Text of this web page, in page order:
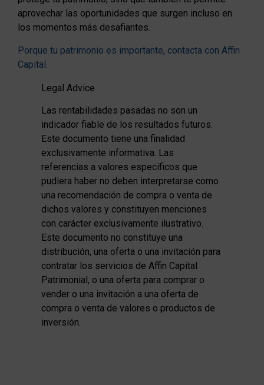
aprovechar las oportunidades que surgen incluso en
los momentos más desafiantes.
Porque tu patrimonio es importante, contacta con Affin
Capital.
Legal Advice
Las rentabilidades pasadas no son un
indicador fiable de los resultados futuros.
Este documento tiene una finalidad
exclusivamente informativa. Las
referencias a valores específicos que
pudiera haber no deben interpretarse como
una recomendación de compra o venta de
dichos valores y constituyen menciones
con carácter exclusivamente ilustrativo.
Este documento no constituye una
distribución, una oferta o una invitación para
contratar los servicios de Affin Capital
Patrimonial, o una oferta para comprar o
vender o una invitación a una oferta de
compra o venta de valores o productos de
inversión.